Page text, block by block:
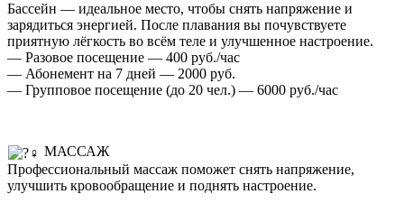
Бассейн — идеальное место, чтобы снять напряжение и
зарядиться энергией. После плавания вы почувствуете
приятную лёгкость во всём теле и улучшенное настроение.
— Разовое посещение — 400 руб./час
— Абонемент на 7 дней — 2000 руб.
— Групповое посещение (до 20 чел.) — 6000 руб./час
МАССАЖ
Профессиональный массаж поможет снять напряжение,
улучшить кровообращение и поднять настроение.